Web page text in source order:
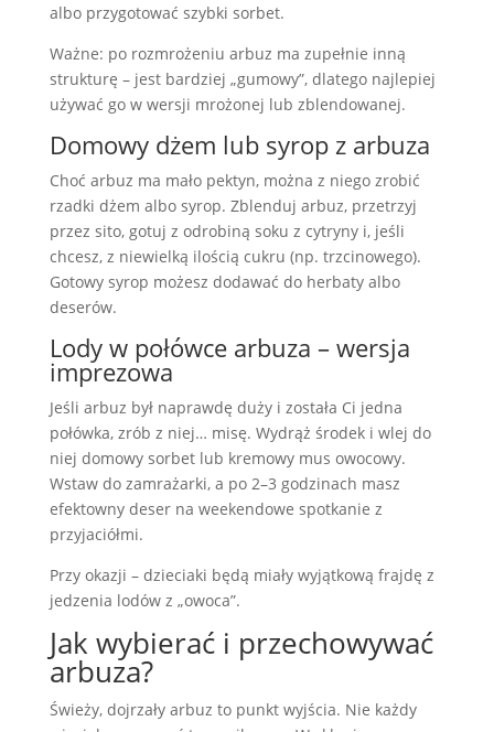
albo przygotować szybki sorbet.
Ważne: po rozmrożeniu arbuz ma zupełnie inną
strukturę – jest bardziej „gumowy”, dlatego najlepiej
używać go w wersji mrożonej lub zblendowanej.
Domowy dżem lub syrop z arbuza
Choć arbuz ma mało pektyn, można z niego zrobić
rzadki dżem albo syrop. Zblenduj arbuz, przetrzyj
przez sito, gotuj z odrobiną soku z cytryny i, jeśli
chcesz, z niewielką ilością cukru (np. trzcinowego).
Gotowy syrop możesz dodawać do herbaty albo
deserów.
Lody w połówce arbuza – wersja
imprezowa
Jeśli arbuz był naprawdę duży i została Ci jedna
połówka, zrób z niej… misę. Wydrąż środek i wlej do
niej domowy sorbet lub kremowy mus owocowy.
Wstaw do zamrażarki, a po 2–3 godzinach masz
efektowny deser na weekendowe spotkanie z
przyjaciółmi.
Przy okazji – dzieciaki będą miały wyjątkową frajdę z
jedzenia lodów z „owoca”.
Jak wybierać i przechowywać
arbuza?
Świeży, dojrzały arbuz to punkt wyjścia. Nie każdy